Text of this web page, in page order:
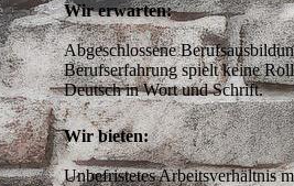
Wir erwarten:
Abgeschlossene
Berufserfahrung spielt keine
Wir bieten:
Unbefristetes Arbeitsverhältnis